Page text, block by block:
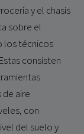
y el chasis
sobre el
los técnicos
consisten
aire
con
del suelo y